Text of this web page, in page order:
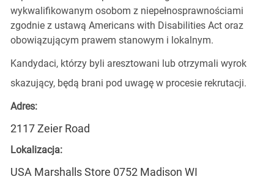
wykwalifikowanym osobom z niepełnosprawnościami
zgodnie z ustawą Americans with Disabilities Act oraz
obowiązującym prawem stanowym i lokalnym.
Kandydaci, którzy byli aresztowani lub otrzymali wyrok
skazujący, będą brani pod uwagę w procesie rekrutacji.
Adres:
2117 Zeier Road
Lokalizacja:
USA Marshalls Store 0752 Madison WI